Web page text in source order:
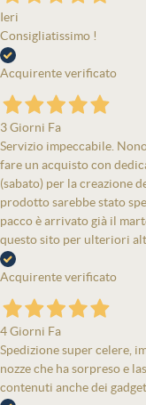
Ieri
Consigliatissimo !
Acquirente verificato
3 Giorni Fa
Servizio impeccabile.
fare un acquisto con
(sabato) per la creazione
prodotto sarebbe stato
pacco è arrivato già il
questo sito per ulteriori
Acquirente verificato
4 Giorni Fa
Spedizione super celere,
nozze che ha sorpreso e
contenuti anche dei